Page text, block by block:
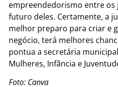
empreendedorismo entre os
futuro deles. Certamente, a
melhor preparo para criar e
negócio, terá melhores
pontua a secretária
Mulheres, Infância e
Foto: Canva